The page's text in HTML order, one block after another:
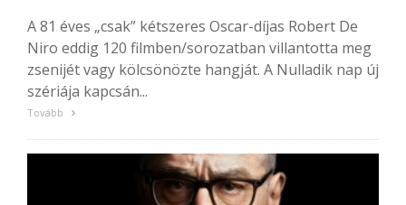
A 81 éves „csak” kétszeres Oscar-díjas Robert De
Niro eddig 120 filmben/sorozatban villantotta meg
zsenijét vagy kölcsönözte hangját. A Nulladik nap új
szériája kapcsán...
Tovább